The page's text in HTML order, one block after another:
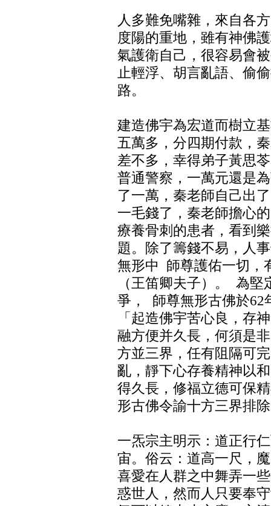
人多難免嘴雜，來自各
度陽的重地，雖有神佛
氣護衛自己，很容易會
止輕浮、胡言亂語、偷
路。
建造佛宇為宏道而樹立
五萬多，分四期付款，
差不多，幸得弟子黃思
普通警察，一萬元還是
了一萬，秦老師自己出
一毛錢了，秦老師擔心
療養骨刺的患者，看到
題。除了籌錢不易，人
無形中 師尊護佑一切，
（王笛卿夫子）。 為
爭， 師尊無形古佛於62
「起造佛宇苦心良，存
融方便并久長，何須是
方並三界，任有阻隔可
亂，靜下心存養精神以
得久長，修福立德可保
形古佛令諭十方三界排
一炁宗主明示：道正行
宙。俗云：道高一尺，
喜愛在人群之中舞弄一
惑世人，然而人只要奉